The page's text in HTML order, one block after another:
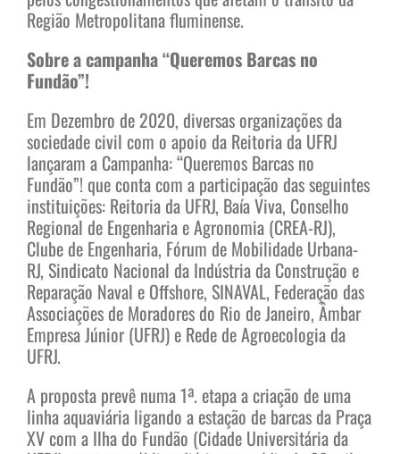
Região Metropolitana fluminense.
Sobre a campanha “Queremos Barcas no
Fundão”!
Em Dezembro de 2020, diversas organizações da
sociedade civil com o apoio da Reitoria da UFRJ
lançaram a Campanha: “Queremos Barcas no
Fundão”! que conta com a participação das seguintes
instituições: Reitoria da UFRJ, Baía Viva, Conselho
Regional de Engenharia e Agronomia (CREA-RJ),
Clube de Engenharia, Fórum de Mobilidade Urbana-
RJ, Sindicato Nacional da Indústria da Construção e
Reparação Naval e Offshore, SINAVAL, Federação das
Associações de Moradores do Rio de Janeiro, Âmbar
Empresa Júnior (UFRJ) e Rede de Agroecologia da
UFRJ.
A proposta prevê numa 1ª. etapa a criação de uma
linha aquaviária ligando a estação de barcas da Praça
XV com a Ilha do Fundão (Cidade Universitária da